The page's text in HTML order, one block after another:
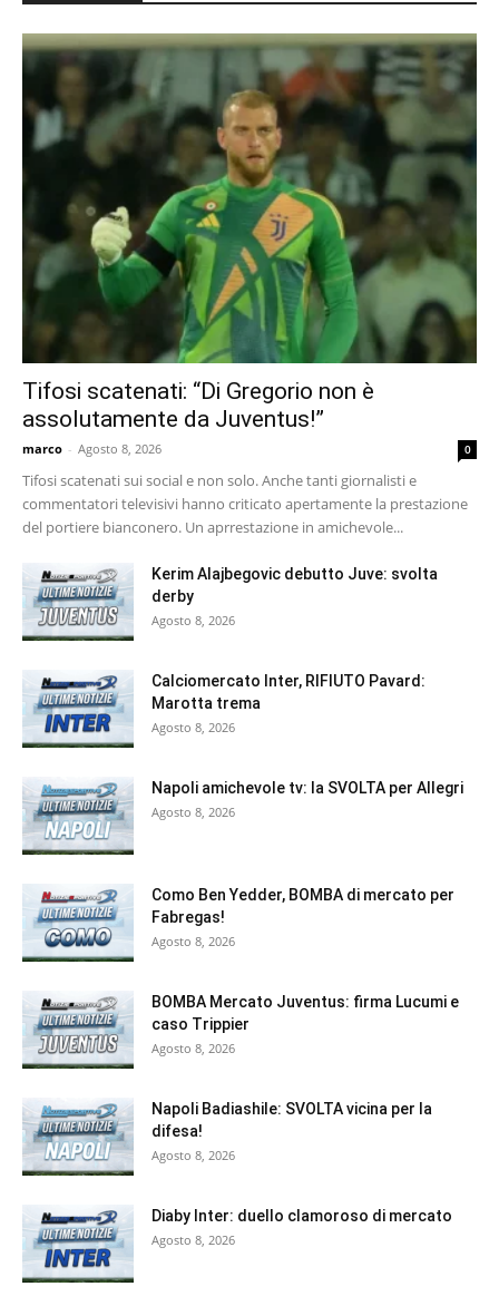
Tifosi scatenati: “Di Gregorio non è
assolutamente da Juventus!”
marco - Agosto 8, 2026 0
Tifosi scatenati sui social e non solo. Anche tanti giornalisti e
commentatori televisivi hanno criticato apertamente la prestazione
del portiere bianconero. Un aprrestazione in amichevole...
Kerim Alajbegovic debutto Juve: svolta
derby
Agosto 8, 2026
Calciomercato Inter, RIFIUTO Pavard:
Marotta trema
Agosto 8, 2026
Napoli amichevole tv: la SVOLTA per Allegri
Agosto 8, 2026
Como Ben Yedder, BOMBA di mercato per
Fabregas!
Agosto 8, 2026
BOMBA Mercato Juventus: firma Lucumi e
caso Trippier
Agosto 8, 2026
Napoli Badiashile: SVOLTA vicina per la
difesa!
Agosto 8, 2026
Diaby Inter: duello clamoroso di mercato
Agosto 8, 2026